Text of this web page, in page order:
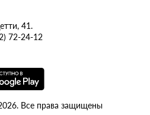
41.
72-24-12
Все права защищены